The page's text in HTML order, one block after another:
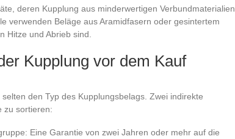
deren Kupplung aus minderwertigen Verbundmaterialien
verwenden Beläge aus Aramidfasern oder gesintertem
Hitze und Abrieb sind.
Kupplung vor dem Kauf
den Typ des Kupplungsbelags. Zwei indirekte
zu sortieren:
Eine Garantie von zwei Jahren oder mehr auf die